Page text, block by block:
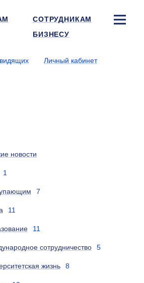
СОТРУДНИКАМ
БИЗНЕСУ
Личный кабинет
новости
1
7
11
11
сотрудничество 5
жизнь 8